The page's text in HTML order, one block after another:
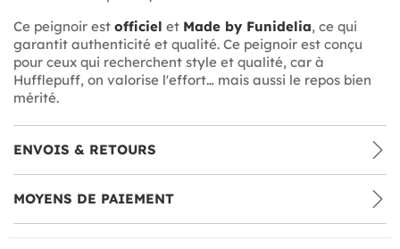
Ce peignoir est officiel et Made by Funidelia, ce qui
garantit authenticité et qualité. Ce peignoir est conçu
pour ceux qui recherchent style et qualité, car à
Hufflepuff, on valorise l'effort… mais aussi le repos bien
mérité.
ENVOIS & RETOURS
MOYENS DE PAIEMENT